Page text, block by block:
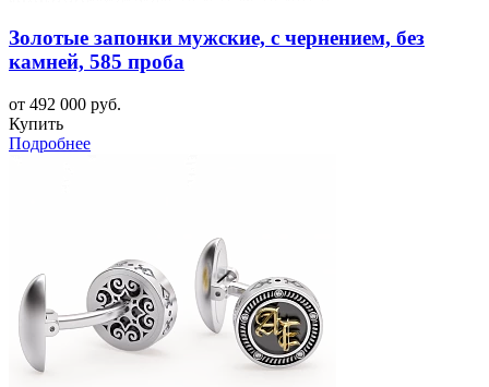
Золотые запонки мужские, с чернением, без
камней, 585 проба
от 492 000 руб.
Купить
Подробнее